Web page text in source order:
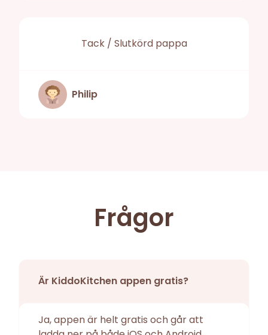
Tack / Slutkörd pappa
Philip
Frågor
Är KiddoKitchen appen gratis?
Ja, appen är helt gratis och går att